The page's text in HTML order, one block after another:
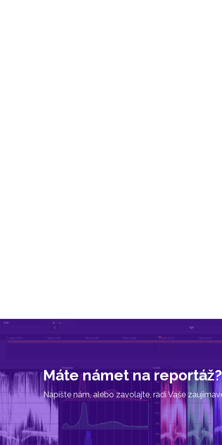
Máte námet na reportáž?
Napíšte nám, alebo zavolajte, radi Vaše